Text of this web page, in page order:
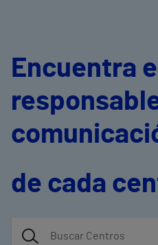
Encuentra el
de cada